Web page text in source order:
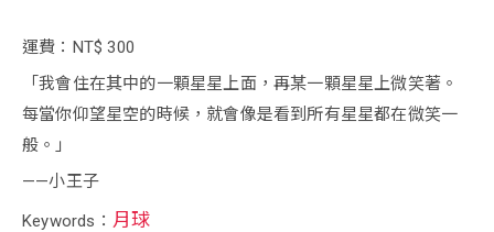
運費：NT$ 300
「我會住在其中的一顆星星上面，再某一顆星星上微笑著。
每當你仰望星空的時候，就會像是看到所有星星都在微笑一
般。」
——小王子
Keywords： 月球